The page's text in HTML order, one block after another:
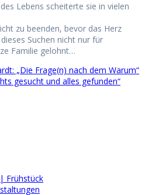
Lebens scheiterte sie in vielen
zu beenden, bevor das Herz
Suchen nicht nur für
Familie gelohnt…
„Die Frage(n) nach dem Warum“
gesucht und alles gefunden“
Frühstück